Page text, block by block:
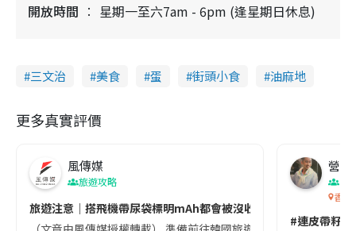
開放時間 星期一至六7am - 6pm (逢星期日休息)
三文治 美食 蛋 街頭小食 油麻地
更多真實評價
風傳媒
旅遊攻略
旅遊注意｜搭飛機帶尿袋標明mAh都會被沒收😱出發前切記檢查
營養
香港
#連皮帶籽